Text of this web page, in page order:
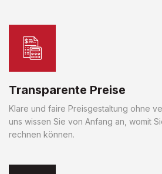
Transparente Preise
Klare und faire Preisgestaltung ohne
uns wissen Sie von Anfang an, womit
rechnen können.